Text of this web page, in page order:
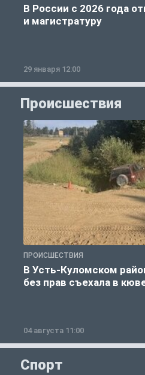
В России с 2026 года
и магистратуру
29 января 12:00
Происшествия
ПРОИСШЕСТВИЯ
В Усть-Куломском
без прав съехала в
04 августа 11:00
Спорт